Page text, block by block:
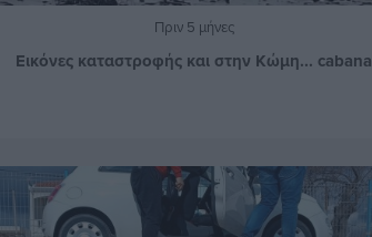
Πριν 5 μήνες
Εικόνες καταστροφής και στην Κώμη... cabana